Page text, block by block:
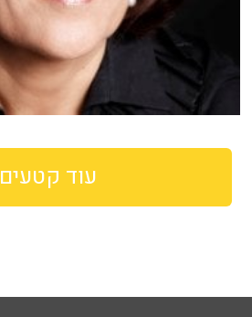
עוד קטעים